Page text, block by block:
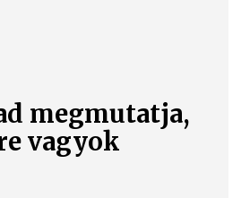
megmutatja,
vagyok